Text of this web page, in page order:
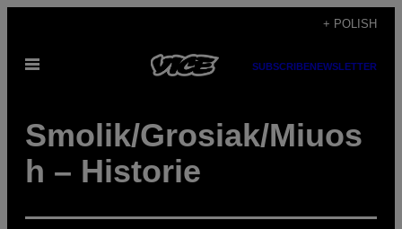
content
+ POLISH
Open
SUBSCRIBENEWSLETTER
Smolik/Grosiak/Miuos
h – Historie